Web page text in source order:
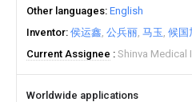
Other languages English
Inventor 侯运鑫 公兵丽 马玉 候国
Current Assignee
Shinva Medical
Worldwide applications